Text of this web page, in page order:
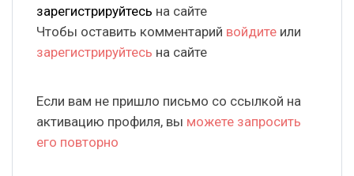
зарегистрируйтесь на сайте
Чтобы оставить комментарий войдите или
зарегистрируйтесь на сайте
Если вам не пришло письмо со ссылкой на
активацию профиля, вы можете запросить
его повторно